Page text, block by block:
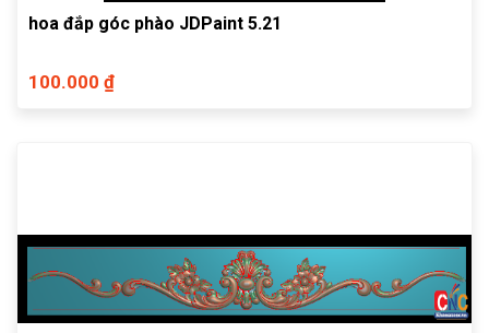
hoa đắp góc phào JDPaint 5.21
100.000 ₫